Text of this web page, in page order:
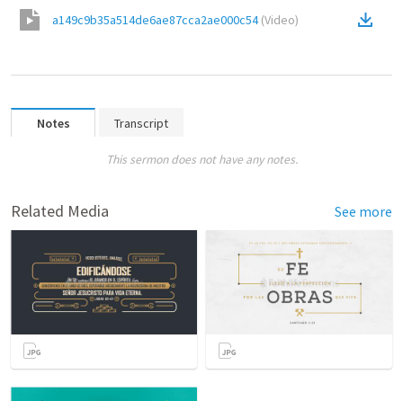
a149c9b35a514de6ae87cca2ae000c54(Video)
Notes Transcript
This sermon does not have any notes.
Related Media See more